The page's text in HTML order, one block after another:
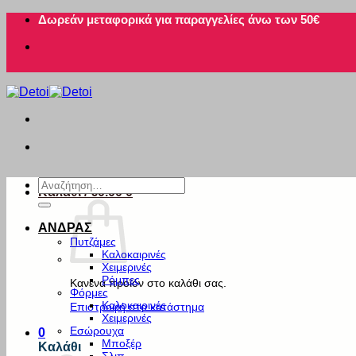
Μετάβαση
περιεχόμενο
Δωρεάν μεταφορικά για παραγγελίες άνω των 50€
Καλάθι /€0.00 0
Κανένα προϊόν στο καλάθι σας.
Επιστροφή στο κατάστημα
0
Καλάθι
Αναζήτηση
για:
ΑΝΔΡΑΣ
Πυτζάμες
Καλοκαιρινές
Χειμερινές
Ρόμπες
Φόρμες
Καλοκαιρινές
Χειμερινές
Εσώρουχα
Μποξέρ